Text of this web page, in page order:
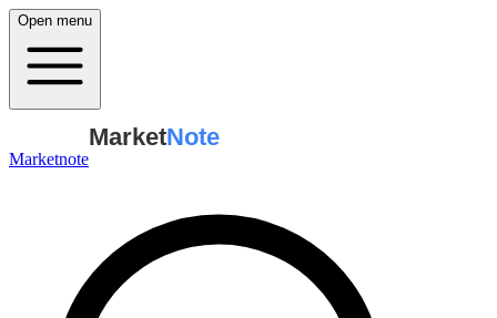
Open menu
Marketnote
MarketNote